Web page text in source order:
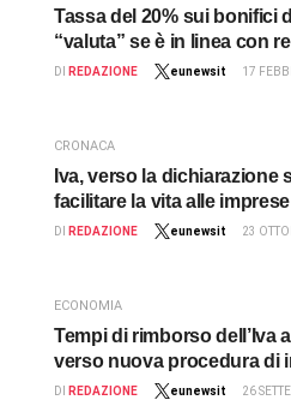
Tassa del 20% sui bonifici
“valuta” se è in linea con
DI REDAZIONE eunewsit 17
CRONACA
Iva, verso la dichiarazione
facilitare la vita alle imprese
DI REDAZIONE eunewsit 23
ECONOMIA
Tempi di rimborso dell’Iva
verso nuova procedura di
DI REDAZIONE eunewsit 26